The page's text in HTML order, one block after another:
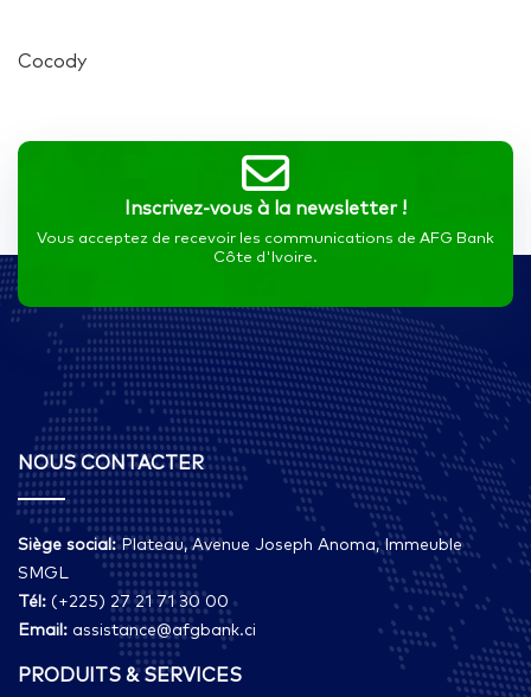
Cocody
Inscrivez-vous à la newsletter !
Vous acceptez de recevoir les communications de AFG Bank
Côte d'Ivoire.
NOUS CONTACTER
Siège social:Plateau, Avenue Joseph Anoma, Immeuble
SMGL
Tél: (+225) 27 21 71 30 00
Email: assistance@afgbank.ci
PRODUITS & SERVICES